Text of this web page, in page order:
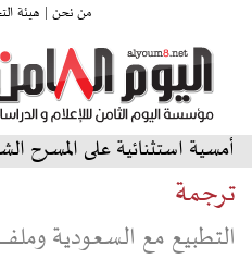
من نحن | هيئة
على المسرح الشمالي بجرش
ترجمة
التطبيع مع السعودية